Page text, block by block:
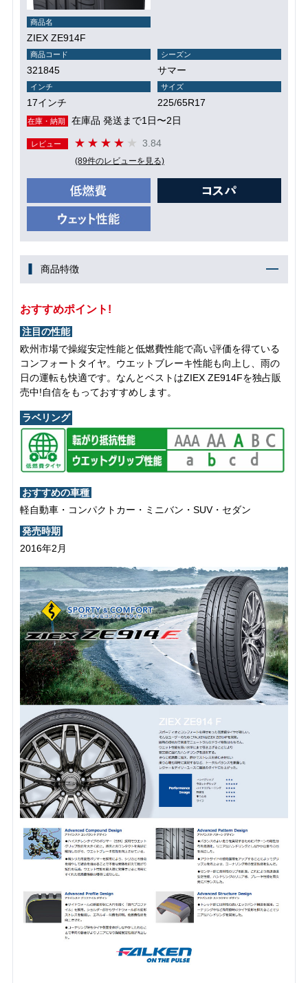
商品名
ZIEX ZE914F
商品コード
321845
シーズン
サマー
インチ
17インチ
サイズ
225/65R17
在庫・納期 在庫品 発送まで1日〜2日
レビュー 3.84
(89件のレビューを見る)
商品特徴
おすすめポイント!
注目の性能
欧州市場で操縦安定性能と低燃費性能で高い評価を得ている
コンフォートタイヤ。ウエットブレーキ性能も向上し、雨の
日の運転も快適です。なんとベストはZIEX ZE914Fを独占販
売中!自信をもっておすすめします。
ラベリング
おすすめの車種
軽自動車・コンパクトカー・ミニバン・SUV・セダン
発売時期
2016年2月